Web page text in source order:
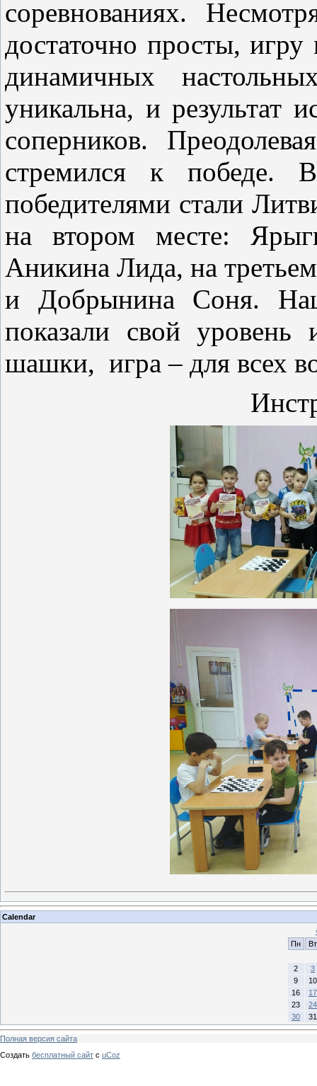
соревнованиях.
достаточно просты,
динамичных
уникальна, и результат
соперников.
стремился к победе.
победителями стали
на втором месте:
Аникина Лида, на
и Добрынина Соня.
показали свой
шашки, игра – для всех
Calendar
Пн
Вт
2
3
9
10
16
17
23
24
30
31
Полная версия сайта
Создать бесплатный сайт с uCoz